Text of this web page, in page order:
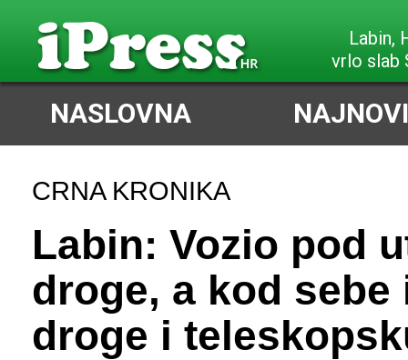
Labin,
vrlo slab
NASLOVNA
CRNA KRONIKA
Labin: Vozio pod
droge, a kod sebe
droge i